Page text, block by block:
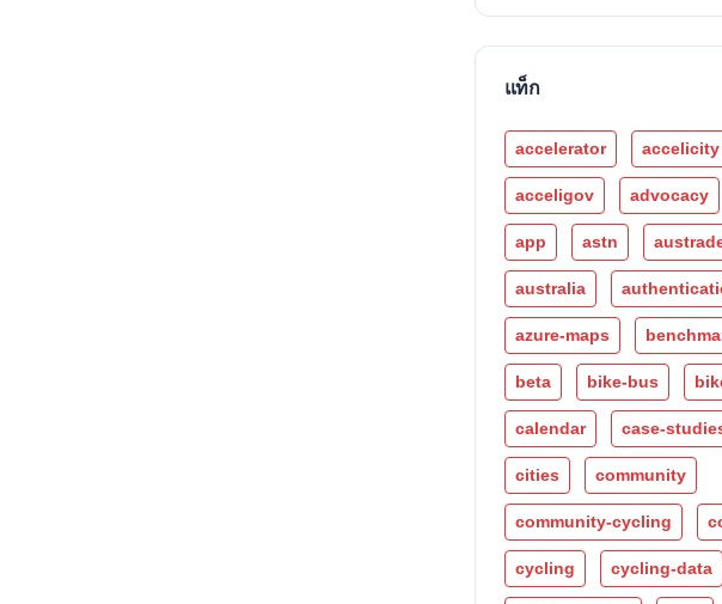
แท็ก
accelerator accelicity
acceligov advocacy
app astn
australia
azure-maps
beta bike-bus
calendar case-
cities community
community-cycling
cycling cycling-data